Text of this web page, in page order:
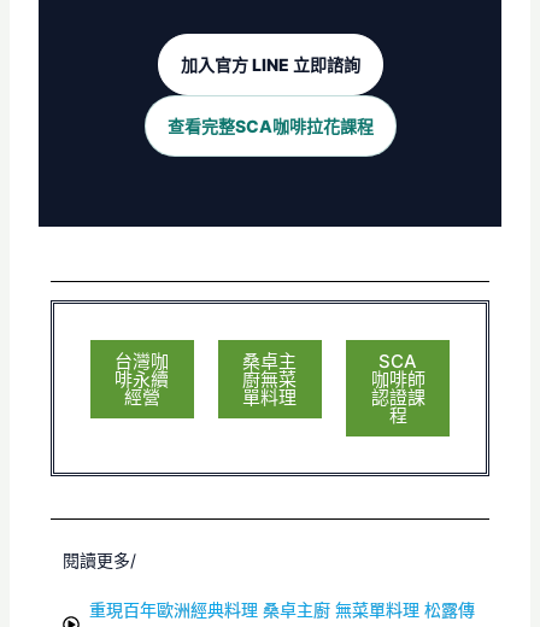
加入官方 LINE 立即諮詢
查看完整SCA咖啡拉花課程
台灣咖
啡永續
經營
桑卓主
廚無菜
單料理
SCA
咖啡師
認證課
程
閱讀更多/
重現百年歐洲經典料理 桑卓主廚 無菜單料理 松露傳